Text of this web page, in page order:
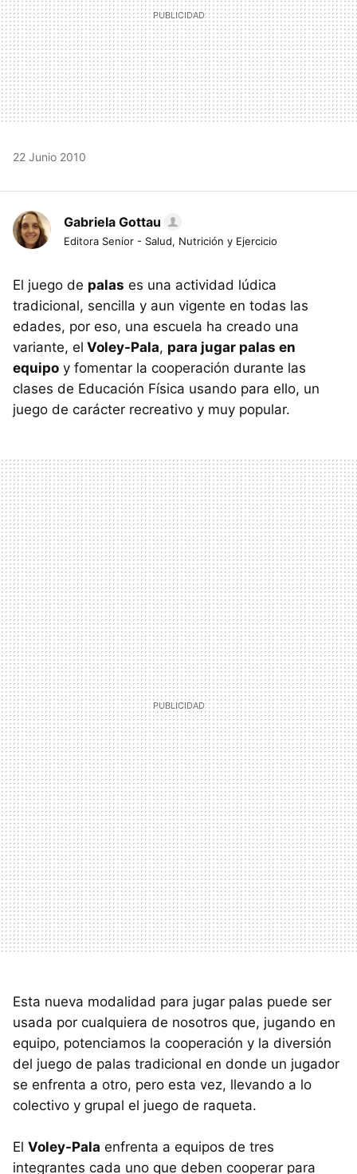
22 Junio 2010
Gabriela Gottau
Editora Senior - Salud, Nutrición y Ejercicio
El juego de palas es una actividad lúdica
tradicional, sencilla y aun vigente en todas las
edades, por eso, una escuela ha creado una
variante, el Voley-Pala, para jugar palas en
equipo y fomentar la cooperación durante las
clases de Educación Física usando para ello, un
juego de carácter recreativo y muy popular.
Esta nueva modalidad para jugar palas puede ser
usada por cualquiera de nosotros que, jugando en
equipo, potenciamos la cooperación y la diversión
del juego de palas tradicional en donde un jugador
se enfrenta a otro, pero esta vez, llevando a lo
colectivo y grupal el juego de raqueta.
El Voley-Pala enfrenta a equipos de tres
integrantes cada uno que deben cooperar para